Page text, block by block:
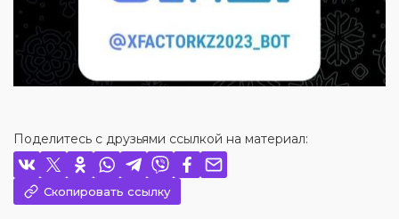
Поделитесь с друзьями ссылкой на материал:
Скопировать ссылку